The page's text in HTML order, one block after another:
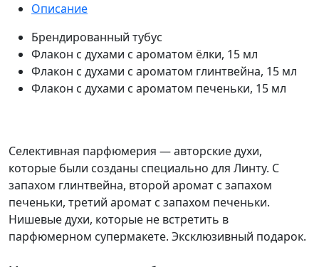
Описание
Брендированный тубус
Флакон с духами с ароматом ёлки, 15 мл
Флакон с духами с ароматом глинтвейна, 15 мл
Флакон с духами с ароматом печеньки, 15 мл
Селективная парфюмерия — авторские духи,
которые были созданы специально для Линту. С
запахом глинтвейна, второй аромат с запахом
печеньки, третий аромат с запахом печеньки.
Нишевые духи, которые не встретить в
парфюмерном супермакете. Эксклюзивный подарок.